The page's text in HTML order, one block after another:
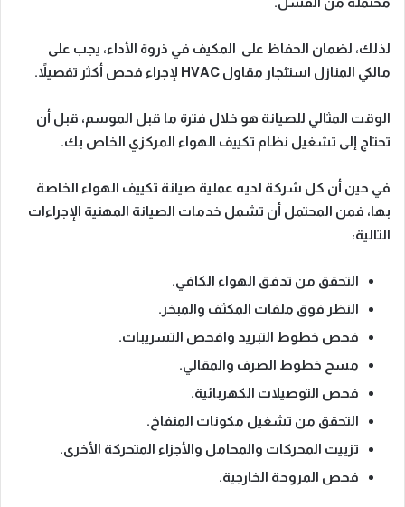
لذلك، لضمان الحفاظ على المكيف في ذروة الأداء، يجب على
مالكي المنازل استئجار مقاول HVAC لإجراء فحص أكثر تفصيلاً.
الوقت المثالي للصيانة هو خلال فترة ما قبل الموسم، قبل أن
تحتاج إلى تشغيل نظام تكييف الهواء المركزي الخاص بك.
في حين أن كل شركة لديه عملية صيانة تكييف الهواء الخاصة
بها، فمن المحتمل أن تشمل خدمات الصيانة المهنية الإجراءات
التالية:
التحقق من تدفق الهواء الكافي.
النظر فوق ملفات المكثف والمبخر.
فحص خطوط التبريد وافحص التسريبات.
مسح خطوط الصرف والمقالي.
فحص التوصيلات الكهربائية.
التحقق من تشغيل مكونات المنفاخ.
تزييت المحركات والمحامل والأجزاء المتحركة الأخرى.
فحص المروحة الخارجية.